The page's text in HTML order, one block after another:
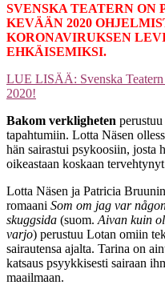
SVENSKA TEATERN ON
KEVÄÄN 2020
KORONAVIRUKSEN
EHKÄISEMIKSI.
LUE LISÄÄ: Svenska
2020!
Bakom verkligheten
tapahtumiin. Lotta Näsen
hän sairastui psykoosiin, josta
oikeastaan koskaan
Lotta Näsen ja Patricia Bruunin
romaani Som om jag var
skuggsida (suom. Aivan kuin
varjo) perustuu Lotan omiin
sairautensa ajalta. Tarina on
katsaus psyykkisesti sairaan
maailmaan.